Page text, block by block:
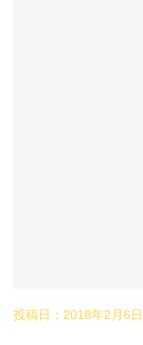
投稿日： 2018年2月6日